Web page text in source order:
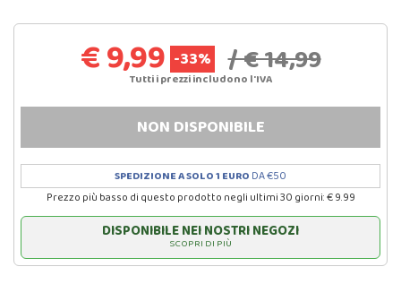
€ 9,99 -33% / € 14,99
Tutti i prezzi includono l'IVA
NON DISPONIBILE
SPEDIZIONE A SOLO 1 EURO DA €50
Prezzo più basso di questo prodotto negli ultimi 30 giorni: € 9.99
DISPONIBILE NEI NOSTRI NEGOZI
SCOPRI DI PIÙ